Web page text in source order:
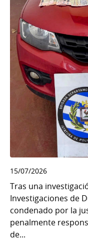
15/07/2026
Tras una
Investigaciones de
condenado por la
penalmente
de...